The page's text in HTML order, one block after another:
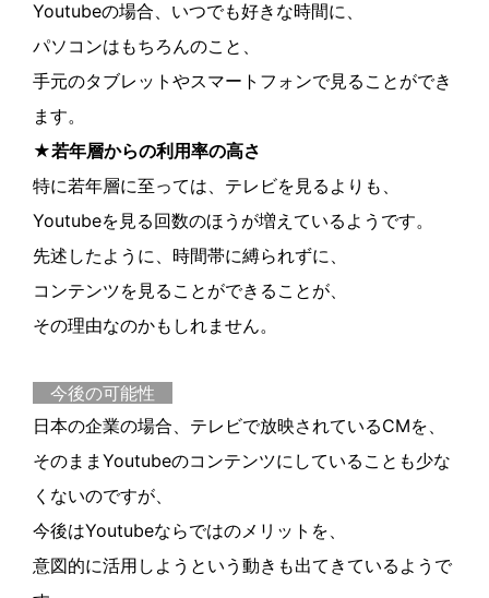
Youtubeの場合、いつでも好きな時間に、
パソコンはもちろんのこと、
手元のタブレットやスマートフォンで見ることができ
ます。
★若年層からの利用率の高さ
特に若年層に至っては、テレビを見るよりも、
Youtubeを見る回数のほうが増えているようです。
先述したように、時間帯に縛られずに、
コンテンツを見ることができることが、
その理由なのかもしれません。
今後の可能性
日本の企業の場合、テレビで放映されているCMを、
そのままYoutubeのコンテンツにしていることも少な
くないのですが、
今後はYoutubeならではのメリットを、
意図的に活用しようという動きも出てきているようで